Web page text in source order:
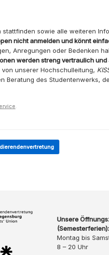
stattfinden sowie alle weiteren
nicht anmelden und könnt
Anregungen oder Bedenken
werden streng vertraulich und
unserer Hochschulleitung,
Beratung des Studentenwerks,
.
Unsere
(Semesterferien):
Montag bis
8 – 20 Uhr